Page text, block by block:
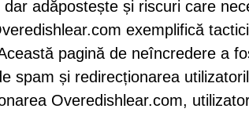
adăpostește și riscuri care
exemplifică
pagină de neîncredere a
spam și redirecționarea
Overedishlear.com,